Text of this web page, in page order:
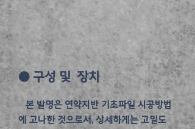
● 구성 및 장치
​ 본 발명은 연약지반 기초파일 시공방법
에 고나한 것으로서, 상세하게는 고밀도